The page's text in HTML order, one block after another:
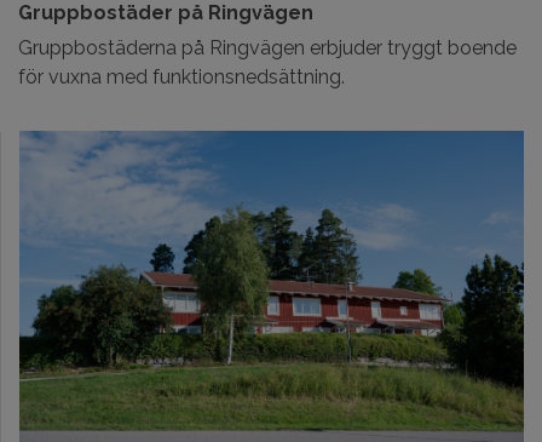
Gruppbostäder på Ringvägen
Gruppbostäderna på Ringvägen erbjuder tryggt boende
för vuxna med funktionsnedsättning.